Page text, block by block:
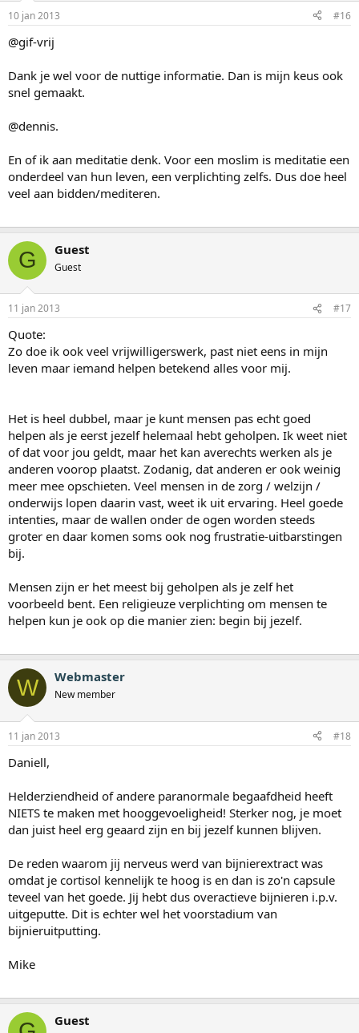
10 jan 2013 #16
@gif-vrij
Dank je wel voor de nuttige informatie. Dan is mijn keus ook
snel gemaakt.
@dennis.
En of ik aan meditatie denk. Voor een moslim is meditatie een
onderdeel van hun leven, een verplichting zelfs. Dus doe heel
veel aan bidden/mediteren.
G Guest
Guest
11 jan 2013 #17
Quote:
Zo doe ik ook veel vrijwilligerswerk, past niet eens in mijn
leven maar iemand helpen betekend alles voor mij.
Het is heel dubbel, maar je kunt mensen pas echt goed
helpen als je eerst jezelf helemaal hebt geholpen. Ik weet niet
of dat voor jou geldt, maar het kan averechts werken als je
anderen voorop plaatst. Zodanig, dat anderen er ook weinig
meer mee opschieten. Veel mensen in de zorg / welzijn /
onderwijs lopen daarin vast, weet ik uit ervaring. Heel goede
intenties, maar de wallen onder de ogen worden steeds
groter en daar komen soms ook nog frustratie-uitbarstingen
bij.
Mensen zijn er het meest bij geholpen als je zelf het
voorbeeld bent. Een religieuze verplichting om mensen te
helpen kun je ook op die manier zien: begin bij jezelf.
W Webmaster
New member
11 jan 2013 #18
Daniell,
Helderziendheid of andere paranormale begaafdheid heeft
NIETS te maken met hooggevoeligheid! Sterker nog, je moet
dan juist heel erg geaard zijn en bij jezelf kunnen blijven.
De reden waarom jij nerveus werd van bijnierextract was
omdat je cortisol kennelijk te hoog is en dan is zo'n capsule
teveel van het goede. Jij hebt dus overactieve bijnieren i.p.v.
uitgeputte. Dit is echter wel het voorstadium van
bijnieruitputting.
Mike
Guest